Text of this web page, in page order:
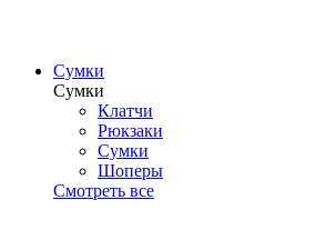
Сумки
Сумки
Клатчи
Рюкзаки
Сумки
Шоперы
Смотреть все